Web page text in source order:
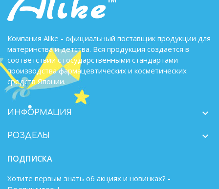
Компания Alike - официальный поставщик продукции для
материнства и детства. Вся продукция создается в
соответствии с государственными стандартами
производства фармацевтических и косметических
средств Японии.
ИНФОРМАЦИЯ 
РОЗДЕЛЫ 
ПОДПИСКА
Хотите первым знать об акциях и новинках? -